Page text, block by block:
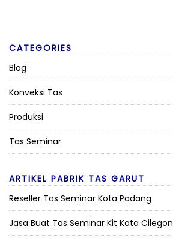
CATEGORIES
Blog
Konveksi Tas
Produksi
Tas Seminar
ARTIKEL PABRIK TAS GARUT
Reseller Tas Seminar Kota Padang
Jasa Buat Tas Seminar Kit Kota Cilegon